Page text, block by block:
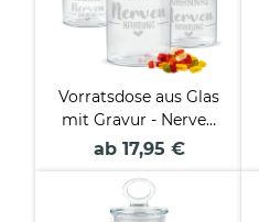
Vorratsdose aus Glas
mit Gravur - Nerven
Nahrung - mit Name -
ab 17,95 €